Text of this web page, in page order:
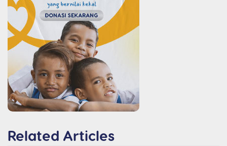
Related Articles